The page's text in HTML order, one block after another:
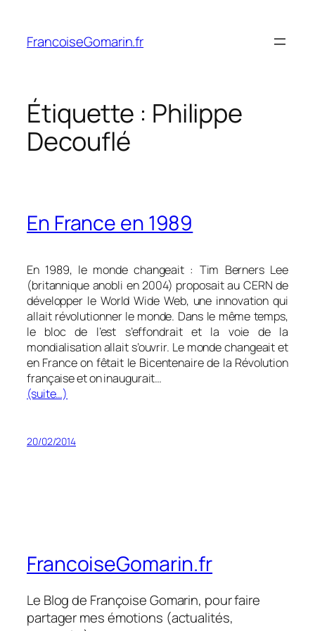
contenu
FrancoiseGomarin.fr
Étiquette : Philippe
Decouflé
En France en 1989
En 1989, le monde changeait : Tim Berners Lee
(britannique anobli en 2004) proposait au CERN de
développer le World Wide Web, une innovation qui
allait révolutionner le monde. Dans le même temps,
le bloc de l’est s’effondrait et la voie de la
mondialisation allait s’ouvrir. Le monde changeait et
en France on fêtait le Bicentenaire de la Révolution
française et on inaugurait…
(suite…)
20/02/2014
FrancoiseGomarin.fr
Le Blog de Françoise Gomarin, pour faire
partager mes émotions (actualités,